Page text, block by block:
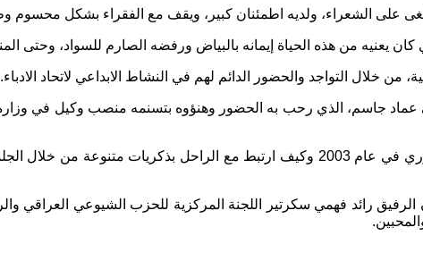
على الشعراء، ولديه اطمئنان كبير، ويقف مع الفقراء بشكل محسوم
يعنيه من هذه الحياة إيمانه بالبياض ورفضه الصارم للسواد، وحتى
من خلال التواجد والحضور الدائم لهم في النشاط الابداعي لاتحاد الادباء.
جاسم، الذي رحب به الحضور وهنؤوه بتسنمه منصب وكيل في
وذكر جاسم بعض المواقف التي أعقبت سقوط النظام الدكتاتوري في عام 2003 وكيف ارتبط
رائد فهمي سكرتير اللجنة المركزية للحزب الشيوعي العراقي